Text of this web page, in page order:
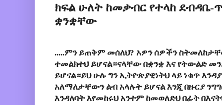
ክፍል ሁለት ከመቃብር የተላከ
ቋንቋቸው
.....ምን ይጠቅም መሰለህ? አዎን ሰዎችን
ተመልክተህ ይሆናል።ናላቸው በቋንቋ እና የትውልድ
ይሆናል።ይህ ሁሉ ግን ኢትዮጵያዊነትህ ላይ ነቁጥ
አለማለታቸውን ልብ አላሉት ይሆናል እንጂ በዙርያ
እንዳለባት እየመከሩህ አንተም ከመወለድህ በፊት